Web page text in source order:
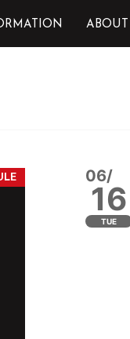
ABOUT
06/
16
TUE